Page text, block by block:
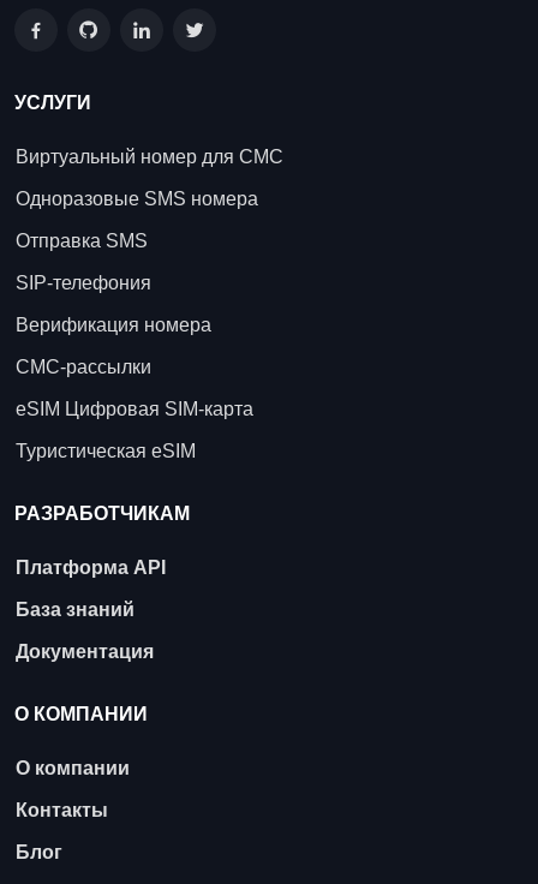
УСЛУГИ
Виртуальный номер для СМС
Одноразовые SMS номера
Отправка SMS
SIP-телефония
Верификация номера
СМС-рассылки
eSIM Цифровая SIM-карта
Туристическая eSIM
РАЗРАБОТЧИКАМ
Платформа API
База знаний
Документация
О КОМПАНИИ
О компании
Контакты
Блог